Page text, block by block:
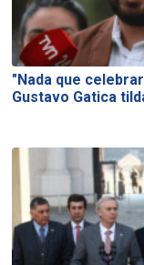
"Nada que
Gustavo Gatica